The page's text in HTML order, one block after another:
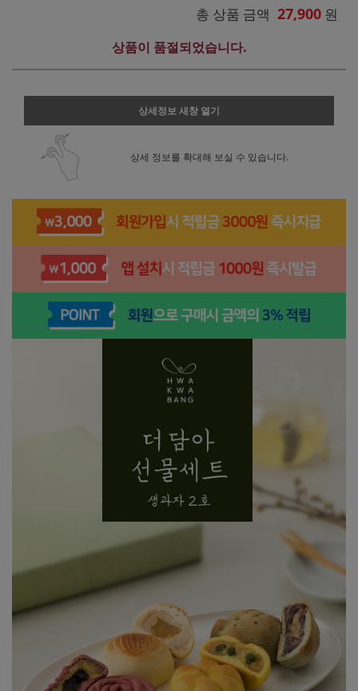
총 상품 금액 27,900 원
상품이 품절되었습니다.
상세정보 새창 열기
상세 정보를 확대해 보실 수 있습니다.